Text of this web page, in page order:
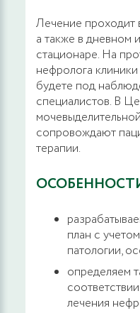
Лечение проходит
а также в дневном
стационаре. На
нефролога
будете под
специалистов. В
сопровождают
терапии.
план с
патологии,
определяем
лечения